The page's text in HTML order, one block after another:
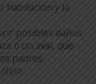
habitación y la
posibles daños
o un aval, que
padres.